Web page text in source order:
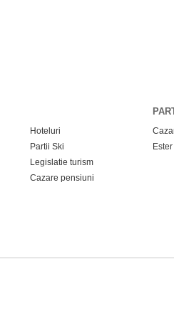
Hoteluri
Partii Ski
Legislatie turism
Cazare pensiuni